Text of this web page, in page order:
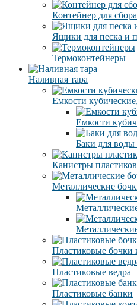
Контейнер для
Ящики для песка и
Термоконтейнеры
Наливная тара
Емкости
Емкости
Баки для воды
Канистры
Металлические
Пластиковые бочки
Пластиковые ведра
Пластиковые банки